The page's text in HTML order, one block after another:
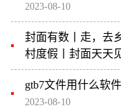
2023-08-10
封面有数丨走，去
村度假丨封面天天
gtb7文件用什么软
2023-08-10